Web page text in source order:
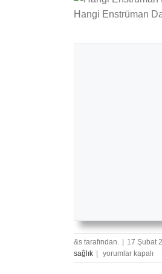
Hangi Enstrüman
&s tarafından. 17 Şubat
sağlık
Hangi
Enstrüman
yorumlar kapalı